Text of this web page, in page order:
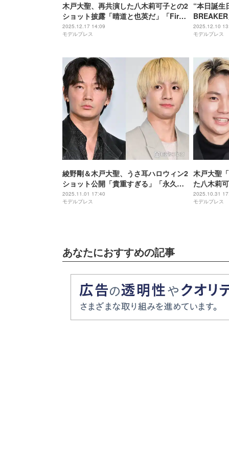
木戸大聖、再共演した八木莉可子との2
ショット披露「晴道と也英だ」「First
Loveカップル尊い」の声
2025.12.17 14:09
モデルプレス
“本日誕生
上恒司と
占】
2025.12.10
モデルプレス
綾野剛＆木戸大聖、うさ耳ハロウィン2
ショット公開「貴重すぎる」「永久保
存したい」と話題
2025.11.01 17:40
モデルプレス
木戸大聖
た八木莉
の中に
ぎる」の声
2025.10.31
モデルプレス
あなたにおすすめの記事